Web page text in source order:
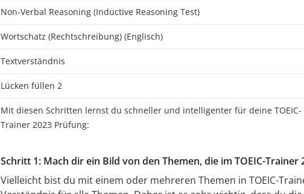
Non-Verbal Reasoning (Inductive Reasoning Test)
Wortschatz (Rechtschreibung) (Englisch)
Textverständnis
Lücken füllen 2
Mit diesen Schritten lernst du schneller und intelligenter für deine TOEIC-
Trainer 2023 Prüfung:
Schritt 1: Mach dir ein Bild von den Themen, die im TOEIC-
Vielleicht bist du mit einem oder mehreren Themen in TOEIC-